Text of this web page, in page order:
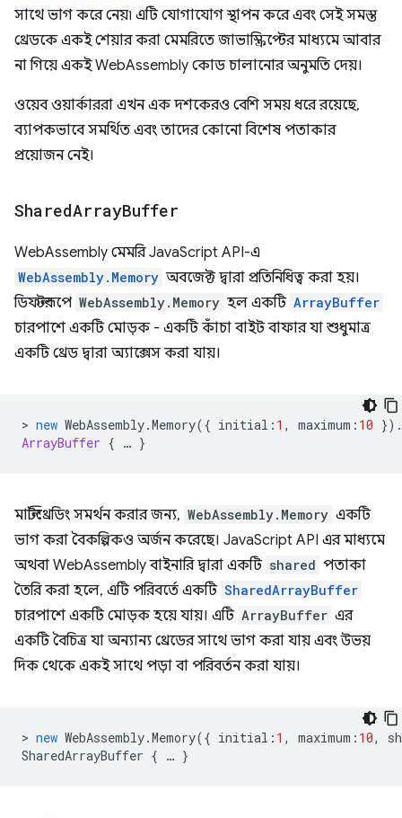
সাথে ভাগ করে নেয়৷ এটি যোগাযোগ স্থাপন করে এবং সেই সমস্ত
থ্রেডকে একই শেয়ার করা মেমরিতে জাভাস্ক্রিপ্টের মাধ্যমে আবার
না গিয়ে একই WebAssembly কোড চালানোর অনুমতি দেয়।
ওয়েব ওয়ার্কাররা এখন এক দশকেরও বেশি সময় ধরে রয়েছে,
ব্যাপকভাবে সমর্থিত এবং তাদের কোনো বিশেষ পতাকার
প্রয়োজন নেই।
SharedArrayBuffer
WebAssembly মেমরি JavaScript API-এ
WebAssembly.Memory অবজেক্ট দ্বারা প্রতিনিধিত্ব করা হয়।
ডিফল্টরূপে WebAssembly.Memory হল একটি ArrayBuffer
চারপাশে একটি মোড়ক - একটি কাঁচা বাইট বাফার যা শুধুমাত্র
একটি থ্রেড দ্বারা অ্যাক্সেস করা যায়।
> new WebAssembly.Memory({ initial : 1 , maximum : 10 }).
ArrayBuffer { … }
মাল্টিথ্রেডিং সমর্থন করার জন্য, WebAssembly.Memory একটি
ভাগ করা বৈকল্পিকও অর্জন করেছে। JavaScript API এর মাধ্যমে
অথবা WebAssembly বাইনারি দ্বারা একটি shared পতাকা
তৈরি করা হলে, এটি পরিবর্তে একটি SharedArrayBuffer
চারপাশে একটি মোড়ক হয়ে যায়। এটি ArrayBuffer এর
একটি বৈচিত্র যা অন্যান্য থ্রেডের সাথে ভাগ করা যায় এবং উভয়
দিক থেকে একই সাথে পড়া বা পরিবর্তন করা যায়।
> new WebAssembly.Memory({ initial : 1 , maximum : 10,
SharedArrayBuffer { … }